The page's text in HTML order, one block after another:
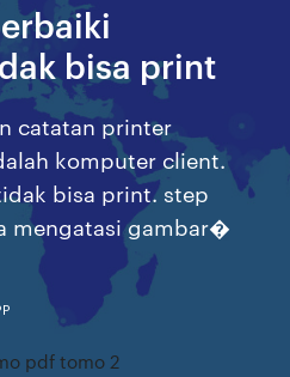
bisa print
catatan printer
komputer client.
bisa print. step
mengatasi gambar�
pdf tomo 2